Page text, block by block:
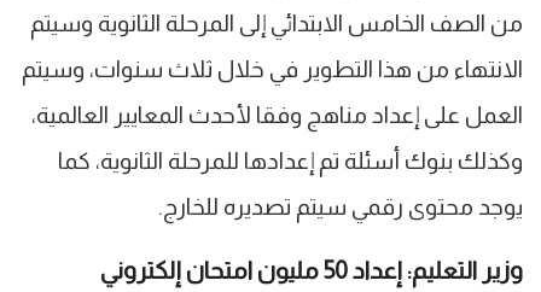
من الصف الخامس الابتدائي إلى المرحلة الثانوية وسيتم
الانتهاء من هذا التطوير في خلال ثلاث سنوات، وسيتم
العمل على إعداد مناهج وفقا لأحدث المعايير العالمية،
وكذلك بنوك أسئلة تم إعدادها للمرحلة الثانوية، كما
يوجد محتوى رقمي سيتم تصديره للخارج.
وزير التعليم: إعداد 50 مليون امتحان إلكتروني